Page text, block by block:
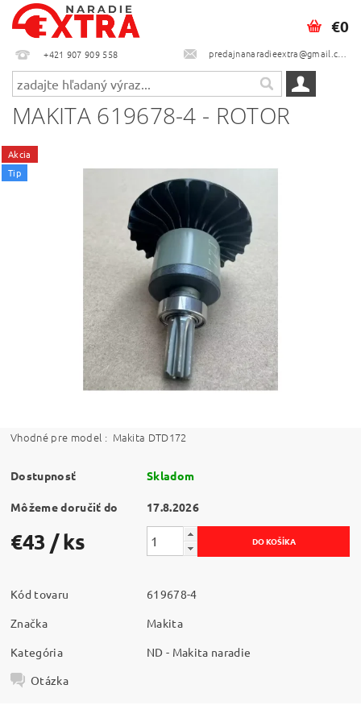
+421 907 909 558 predajnanaradieextra@gmail.com
€0
MAKITA 619678-4 - ROTOR
Akcia
Tip
Vhodné pre model : Makita DTD172
Dostupnosť Skladom
Môžeme doručiť do 17.8.2026
€43 / ks
Kód tovaru
619678-4
Značka
Makita
Kategória
ND - Makita naradie
Otázka